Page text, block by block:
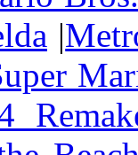
|